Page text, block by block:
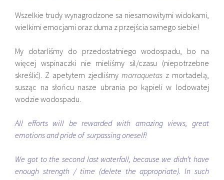
Wszelkie trudy wynagrodzone sa niesamowitymi widokami,
wielkimi emocjami oraz duma z przejścia samego siebie!
My dotarliśmy do przedostatniego wodospadu, bo na
więcej wspinaczki nie mieliśmy sil/czasu (niepotrzebne
skreślić). Z apetytem zjedliśmy marraquetasz mortadelą,
susząc na słońcu nasze ubrania po kąpieli w lodowatej
wodzie wodospadu.
All efforts will be rewarded with amazing views, great
emotions and pride of surpassing oneself!
We got to the second last waterfall, because we didn’t have
enough strength / time (delete the appropriate). In such